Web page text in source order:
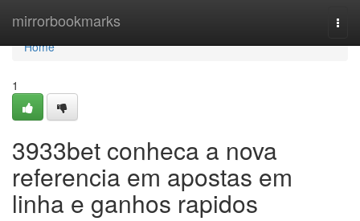
mirrorbookmarks
Home
Home
1
3933bet conheca a nova
referencia em apostas em
linha e ganhos rapidos